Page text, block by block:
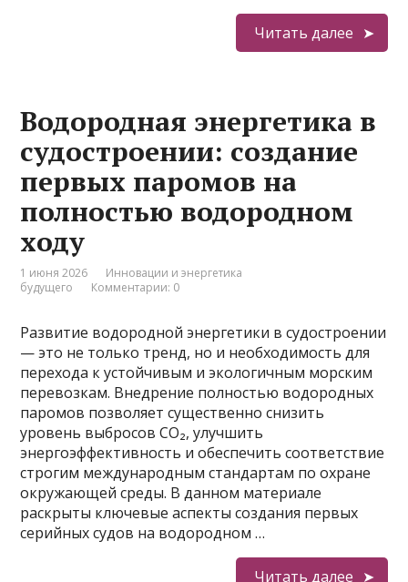
Читать далее
Водородная энергетика в
судостроении: создание
первых паромов на
полностью водородном
ходу
1 июня 2026
Инновации и энергетика
будущего
Комментарии: 0
Развитие водородной энергетики в судостроении
— это не только тренд, но и необходимость для
перехода к устойчивым и экологичным морским
перевозкам. Внедрение полностью водородных
паромов позволяет существенно снизить
уровень выбросов СО₂, улучшить
энергоэффективность и обеспечить соответствие
строгим международным стандартам по охране
окружающей среды. В данном материале
раскрыты ключевые аспекты создания первых
серийных судов на водородном …
Читать далее